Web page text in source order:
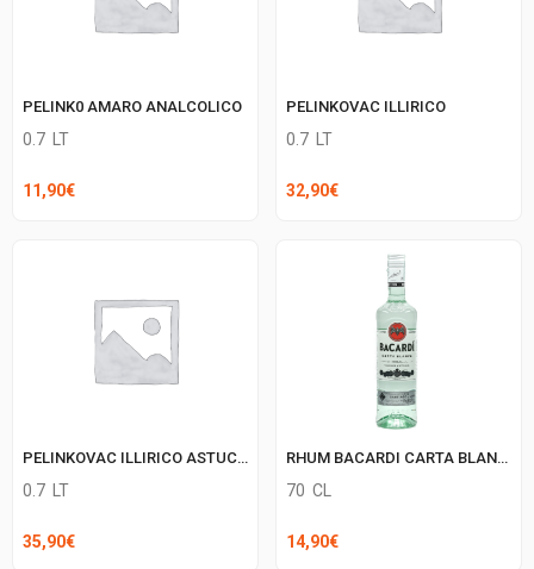
PELINK0 AMARO ANALCOLICO
0.7 LT
11,90€
PELINKOVAC ILLIRICO
0.7 LT
32,90€
PELINKOVAC ILLIRICO ASTUCCIO
0.7 LT
35,90€
RHUM BACARDI CARTA BLANCA 40′
70 CL
14,90€